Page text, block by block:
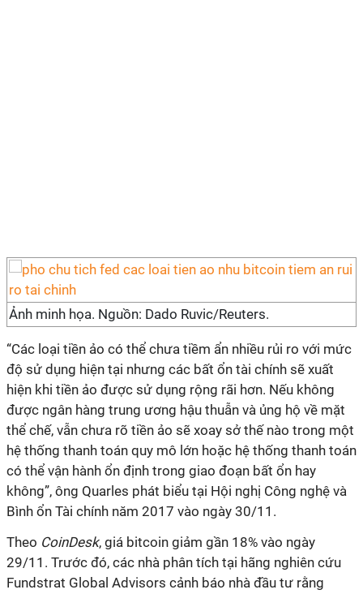
Ảnh minh họa. Nguồn: Dado Ruvic/Reuters.
“Các loại tiền ảo có thể chưa tiềm ẩn nhiều rủi ro với mức
độ sử dụng hiện tại nhưng các bất ổn tài chính sẽ xuất
hiện khi tiền ảo được sử dụng rộng rãi hơn. Nếu không
được ngân hàng trung ương hậu thuẫn và ủng hộ về mặt
thể chế, vẫn chưa rõ tiền ảo sẽ xoay sở thế nào trong một
hệ thống thanh toán quy mô lớn hoặc hệ thống thanh toán
có thể vận hành ổn định trong giao đoạn bất ổn hay
không”, ông Quarles phát biểu tại Hội nghị Công nghệ và
Bình ổn Tài chính năm 2017 vào ngày 30/11.
Theo CoinDesk, giá bitcoin giảm gần 18% vào ngày
29/11. Trước đó, các nhà phân tích tại hãng nghiên cứu
Fundstrat Global Advisors cảnh báo nhà đầu tư rằng